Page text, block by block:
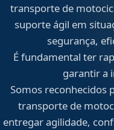
transporte de
suporte ágil em
segurança,
É fundamental ter
garantir a
Somos reconhecidos
transporte de
entregar agilidade,